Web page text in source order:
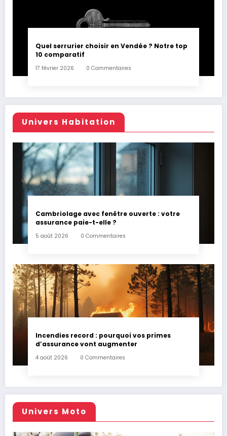
Quel serrurier choisir en Vendée ? Notre top
10 comparatif
17 février 2026 0 Commentaires
Univers Habitation
Cambriolage avec fenêtre ouverte : votre
assurance paie-t-elle ?
5 août 2026 0 Commentaires
Incendies record : pourquoi vos primes
d’assurance vont augmenter
4 août 2026 0 Commentaires
Univers Moto